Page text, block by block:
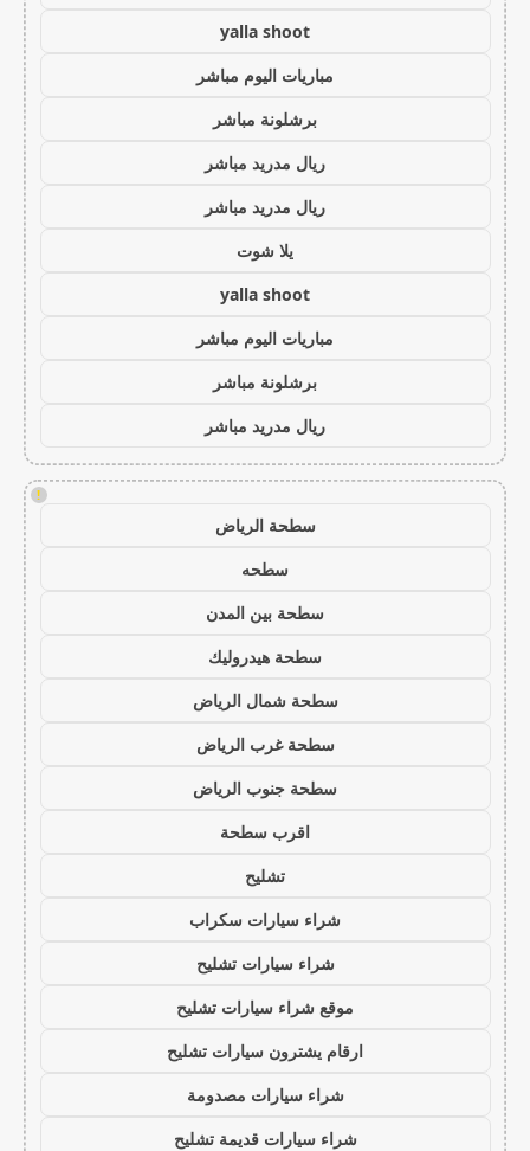
yalla shoot
مباريات اليوم مباشر
برشلونة مباشر
ريال مدريد مباشر
ريال مدريد مباشر
يلا شوت
yalla shoot
مباريات اليوم مباشر
برشلونة مباشر
ريال مدريد مباشر
!
سطحة الرياض
سطحه
سطحة بين المدن
سطحة هيدروليك
سطحة شمال الرياض
سطحة غرب الرياض
سطحة جنوب الرياض
اقرب سطحة
تشليح
شراء سيارات سكراب
شراء سيارات تشليح
موقع شراء سيارات تشليح
ارقام يشترون سيارات تشليح
شراء سيارات مصدومة
شراء سيارات قديمة تشليح